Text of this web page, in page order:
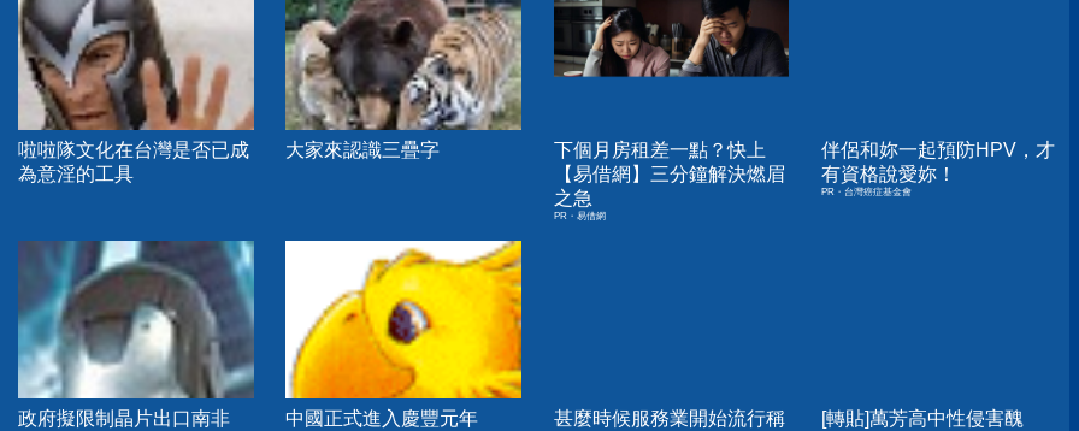
啦啦隊文化在台灣是否已成
為意淫的工具
大家來認識三疊字
下個月房租差一點？快上
【易借網】三分鐘解決燃眉
之急
PR・易借網
伴侶和妳一起預防HPV，才
有資格說愛妳！
PR・台灣癌症基金會
政府擬限制晶片出口南非 中國正式進入慶豐元年
甚麼時候服務業開始流行稱
[轉貼]萬芳高中性侵害醜